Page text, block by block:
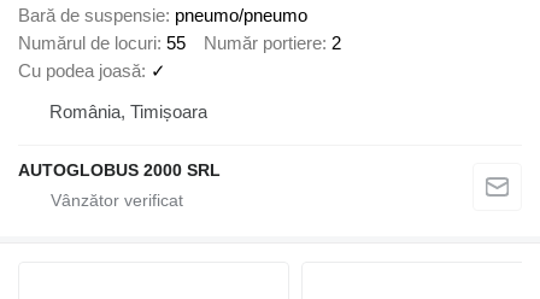
Bară de suspensie pneumo/pneumo
Numărul de locuri 55 Număr portiere 2
Cu podea joasă ✓
România, Timișoara
AUTOGLOBUS 2000 SRL